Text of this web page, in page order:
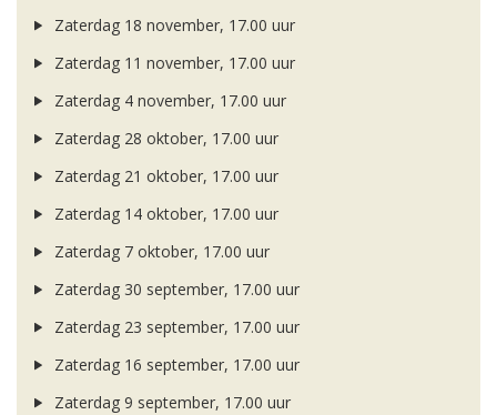
Zaterdag 18 november, 17.00 uur
Zaterdag 11 november, 17.00 uur
Zaterdag 4 november, 17.00 uur
Zaterdag 28 oktober, 17.00 uur
Zaterdag 21 oktober, 17.00 uur
Zaterdag 14 oktober, 17.00 uur
Zaterdag 7 oktober, 17.00 uur
Zaterdag 30 september, 17.00 uur
Zaterdag 23 september, 17.00 uur
Zaterdag 16 september, 17.00 uur
Zaterdag 9 september, 17.00 uur